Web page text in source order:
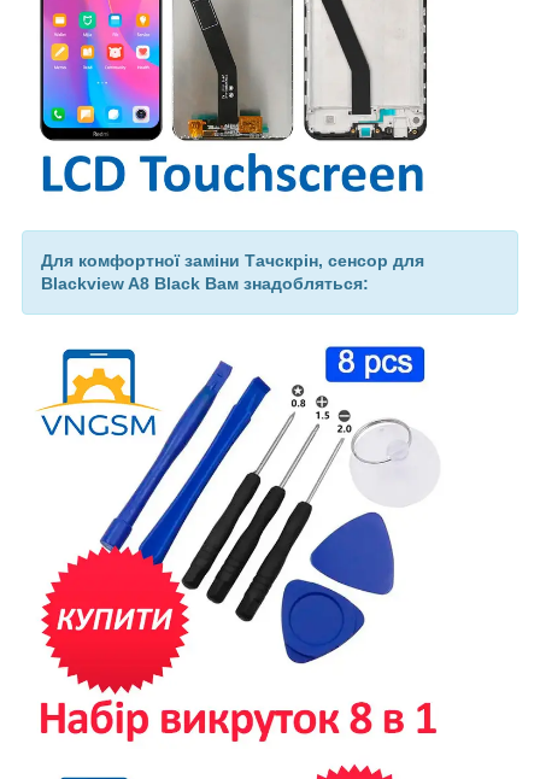
Для комфортної заміни Тачскрін, сенсор для
Blackview A8 Black Вам знадобляться: